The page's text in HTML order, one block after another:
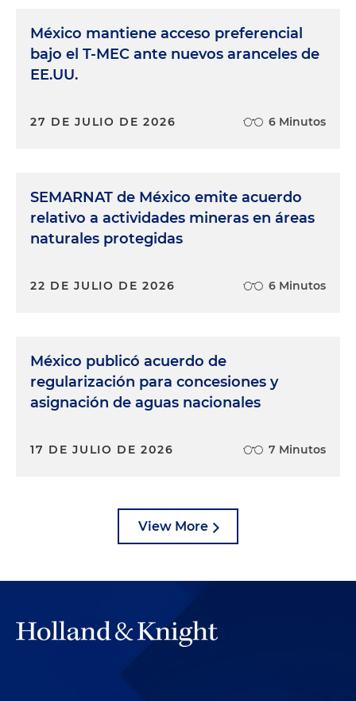
México mantiene acceso preferencial
bajo el T-MEC ante nuevos aranceles de
EE.UU.
27 DE JULIO DE 2026 6 Minutos
SEMARNAT de México emite acuerdo
relativo a actividades mineras en áreas
naturales protegidas
22 DE JULIO DE 2026 6 Minutos
México publicó acuerdo de
regularización para concesiones y
asignación de aguas nacionales
17 DE JULIO DE 2026 7 Minutos
View More